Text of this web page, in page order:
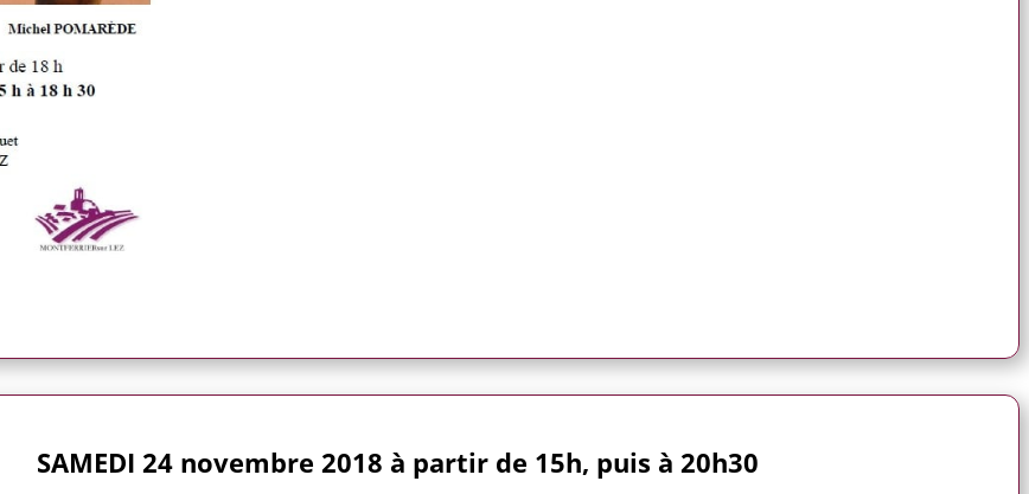
SAMEDI 24 novembre 2018 à partir de 15h, puis à 20h30